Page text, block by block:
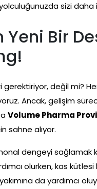
sizi daha
Yeni Bir
gerektiriyor, değil mi?
Ancak, gelişim
Volume Pharma
sahne alıyor.
dengeyi sağlamak
olurken, kas kütlesi
da yardımcı